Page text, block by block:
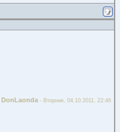
DonLaonda - Вторник, 04.10.2011, 22:46